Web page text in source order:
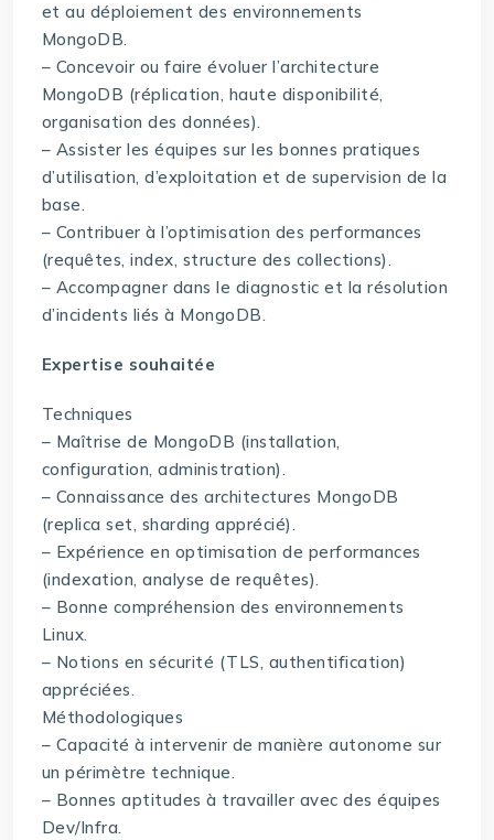
et au déploiement des environnements
MongoDB.
– Concevoir ou faire évoluer l’architecture
MongoDB (réplication, haute disponibilité,
organisation des données).
– Assister les équipes sur les bonnes pratiques
d’utilisation, d’exploitation et de supervision de la
base.
– Contribuer à l’optimisation des performances
(requêtes, index, structure des collections).
– Accompagner dans le diagnostic et la résolution
d’incidents liés à MongoDB.
Expertise souhaitée
Techniques
– Maîtrise de MongoDB (installation,
configuration, administration).
– Connaissance des architectures MongoDB
(replica set, sharding apprécié).
– Expérience en optimisation de performances
(indexation, analyse de requêtes).
– Bonne compréhension des environnements
Linux.
– Notions en sécurité (TLS, authentification)
appréciées.
Méthodologiques
– Capacité à intervenir de manière autonome sur
un périmètre technique.
– Bonnes aptitudes à travailler avec des équipes
Dev/Infra.